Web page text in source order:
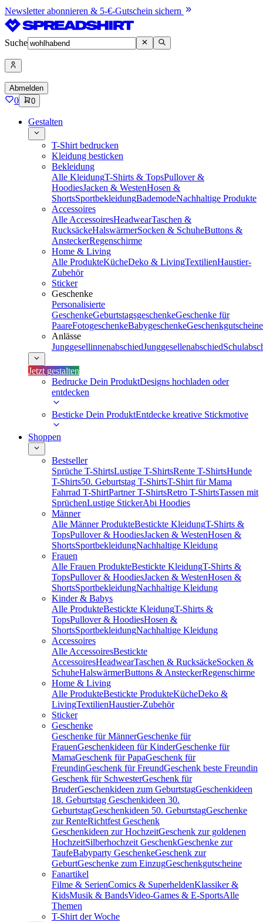
Newsletter abonnieren & 5-€-Gutschein sichern
Suche
Abmelden
0 0
Gestalten
T-Shirt bedrucken
Kleidung besticken
Bekleidung
Alle KleidungT-Shirts & TopsPullover &
HoodiesJacken & WestenHosen &
ShortsSportbekleidungBademodeNachhaltige Produkte
Accessoires
Alle AccessoiresHeadwearTaschen &
RucksäckeHalswärmerSocken & SchuheButtons &
AnsteckerRegenschirme
Home & Living
Alle ProdukteKücheDeko & LivingTextilienHaustier-
Zubehör
Sticker
Geschenke
Personalisierte
GeschenkeGeburtstagsgeschenkeGeschenke für
PaareFotogeschenkeBabygeschenkeGeschenkgutscheine
Anlässe
JunggesellinnenabschiedJunggesellenabschied
Jetzt gestalten
Bedrucke Dein ProduktDesigns hochladen oder
entdecken
Besticke Dein ProduktEntdecke kreative Stickmotive
Shoppen
Bestseller
Sprüche T-ShirtsLustige T-ShirtsRente T-ShirtsHunde
T-Shirts50. Geburtstag T-ShirtsT-Shirt für Mama
Fahrrad T-ShirtPartner T-ShirtsRetro T-ShirtsTassen mit
SprüchenLustige StickerAbi Hoodies
Männer
Alle Männer ProdukteBestickte KleidungT-Shirts &
TopsPullover & HoodiesJacken & WestenHosen &
ShortsSportbekleidungNachhaltige Kleidung
Frauen
Alle Frauen ProdukteBestickte KleidungT-Shirts &
TopsPullover & HoodiesJacken & WestenHosen &
ShortsSportbekleidungNachhaltige Kleidung
Kinder & Babys
Alle ProdukteBestickte KleidungT-Shirts &
TopsPullover & HoodiesHosen &
ShortsSportbekleidungNachhaltige Kleidung
Accessoires
Alle AccessoiresBestickte
AccessoiresHeadwearTaschen & RucksäckeSocken &
SchuheHalswärmerButtons & AnsteckerRegenschirme
Home & Living
Alle ProdukteBestickte ProdukteKücheDeko &
LivingTextilienHaustier-Zubehör
Sticker
Geschenke
Geschenke für MännerGeschenke für
FrauenGeschenkideen für KinderGeschenke für
MamaGeschenk für PapaGeschenk für
FreundinGeschenk für FreundGeschenk beste Freundin
Geschenk für SchwesterGeschenk für
BruderGeschenkideen zum GeburtstagGeschenkideen
18. Geburtstag Geschenkideen 30.
GeburtstagGeschenkideen 50. GeburtstagGeschenke
zur RenteRichtfest Geschenk
Geschenkideen zur HochzeitGeschenk zur goldenen
HochzeitSilberhochzeit GeschenkGeschenke zur
TaufeBabyparty GeschenkeGeschenk zur
GeburtGeschenke zum EinzugGeschenkgutscheine
Fanartikel
Filme & SerienComics & SuperheldenKlassiker &
KidsMusik & BandsVideo-Games & E-SportsAlle
Themen
T-Shirt der Woche